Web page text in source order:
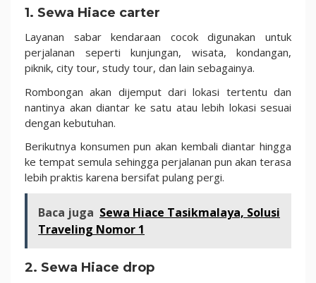
1. Sewa Hiace carter
Layanan sabar kendaraan cocok digunakan untuk
perjalanan seperti kunjungan, wisata, kondangan,
piknik, city tour, study tour, dan lain sebagainya.
Rombongan akan dijemput dari lokasi tertentu dan
nantinya akan diantar ke satu atau lebih lokasi sesuai
dengan kebutuhan.
Berikutnya konsumen pun akan kembali diantar hingga
ke tempat semula sehingga perjalanan pun akan terasa
lebih praktis karena bersifat pulang pergi.
Baca juga Sewa Hiace Tasikmalaya, Solusi
Traveling Nomor 1
2. Sewa Hiace drop